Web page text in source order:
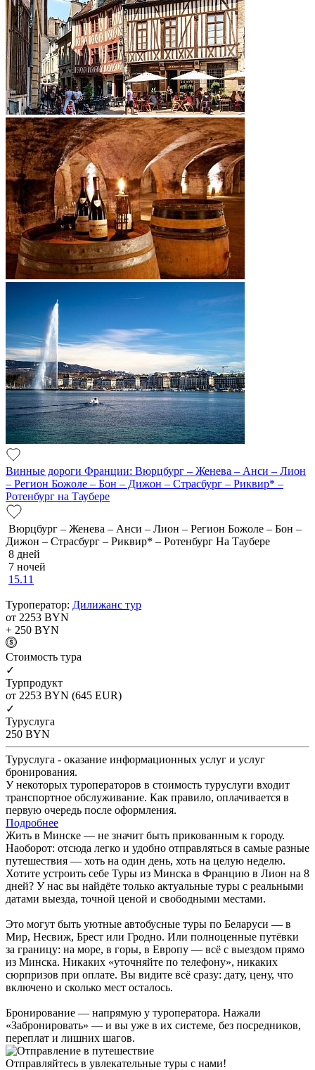
Винные дороги Франции: Вюрцбург – Женева – Анси – Лион
– Регион Божоле – Бон – Дижон – Страсбург – Риквир* –
Ротенбург на Таубере
Вюрцбург – Женева – Анси – Лион – Регион Божоле – Бон –
Дижон – Страсбург – Риквир* – Ротенбург На Таубере
8 дней
7 ночей
15.11
Туроператор: Дилижанс тур
от 2253 BYN
+ 250 BYN
Cтоимость тура
✓
Турпродукт
от 2253 BYN (645 EUR)
✓
Туруслуга
250 BYN
Туруслуга - оказание информационных услуг и услуг
бронирования.
У некоторых туроператоров в стоимость туруслуги входит
транспортное обслуживание. Как правило, оплачивается в
первую очередь после оформления.
Подробнее
Жить в Минске — не значит быть прикованным к городу.
Наоборот: отсюда легко и удобно отправляться в самые разные
путешествия — хоть на один день, хоть на целую неделю.
Хотите устроить себе Туры из Минска в Францию в Лион на 8
дней? У нас вы найдёте только актуальные туры с реальными
датами выезда, точной ценой и свободными местами.
Это могут быть уютные автобусные туры по Беларуси — в
Мир, Несвиж, Брест или Гродно. Или полноценные путёвки
за границу: на море, в горы, в Европу — всё с выездом прямо
из Минска. Никаких «уточняйте по телефону», никаких
сюрпризов при оплате. Вы видите всё сразу: дату, цену, что
включено и сколько мест осталось.
Бронирование — напрямую у туроператора. Нажали
«Забронировать» — и вы уже в их системе, без посредников,
переплат и лишних шагов.
Отправляйтесь в увлекательные туры с нами!